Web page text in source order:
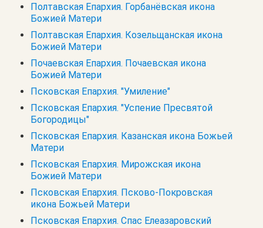
Полтавская Епархия. Горбанёвская икона
Божией Матери
Полтавская Епархия. Козельщанская икона
Божией Матери
Почаевская Епархия. Почаевская икона
Божией Матери
Псковская Епархия. "Умиление"
Псковская Епархия. "Успение Пресвятой
Богородицы"
Псковская Епархия. Казанская икона Божьей
Матери
Псковская Епархия. Мирожская икона
Божией Матери
Псковская Епархия. Псково-Покровская
икона Божьей Матери
Псковская Епархия. Спас Елеазаровский